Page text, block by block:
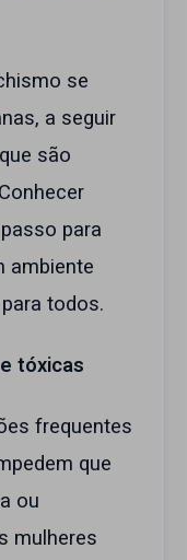
se
a seguir
são
para
ambiente
todos.
tóxicas
frequentes
que
ou
mulheres